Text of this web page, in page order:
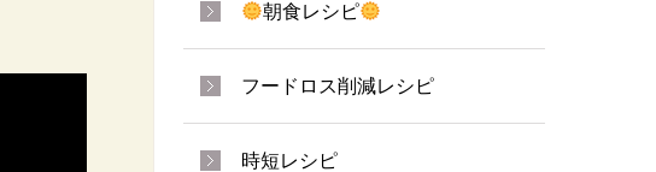
朝食レシピ
フードロス削減レシピ
時短レシピ